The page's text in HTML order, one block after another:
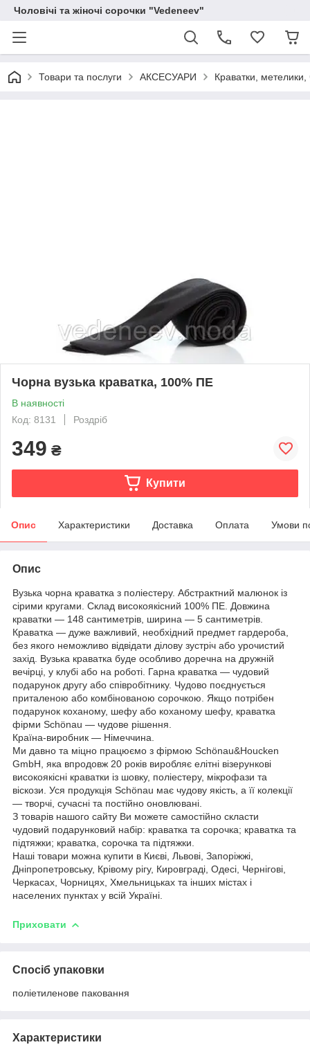
Чоловічі та жіночі сорочки "Vedeneev"
Товари та послуги АКСЕСУАРИ Краватки, метелики,
Чорна вузька краватка, 100% ПЕ
В наявності
Код: 8131
Роздріб
349 ₴
Купити
Опис Характеристики Доставка Оплата Умови
Опис
Вузька чорна краватка з поліестеру. Абстрактний малюнок із
сірими кругами. Склад високоякісний 100% ПЕ. Довжина
краватки — 148 сантиметрів, ширина — 5 сантиметрів.
Краватка — дуже важливий, необхідний предмет гардероба,
без якого неможливо відвідати ділову зустріч або урочистий
захід. Вузька краватка буде особливо доречна на дружній
вечірці, у клубі або на роботі. Гарна краватка — чудовий
подарунок другу або співробітнику. Чудово поєднується
приталеною або комбінованою сорочкою. Якщо потрібен
подарунок коханому, шефу або коханому шефу, краватка
фірми Schönau — чудове рішення.
Країна-виробник — Німеччина.
Ми давно та міцно працюємо з фірмою Schönau&Houcken
GmbH, яка впродовж 20 років виробляє елітні візерункові
високоякісні краватки із шовку, поліестеру, мікрофази та
віскози. Уся продукція Schönau має чудову якість, а її колекції
— творчі, сучасні та постійно оновлювані.
З товарів нашого сайту Ви можете самостійно скласти
чудовий подарунковий набір: краватка та сорочка; краватка та
підтяжки; краватка, сорочка та підтяжки.
Наші товари можна купити в Києві, Львові, Запоріжжі,
Дніпропетровську, Крівому рігу, Кировграді, Одесі, Чернігові,
Черкасах, Чорницях, Хмельницьках та інших містах і
населених пунктах у всій Україні.
Приховати
Спосіб упаковки
поліетиленове паковання
Характеристики